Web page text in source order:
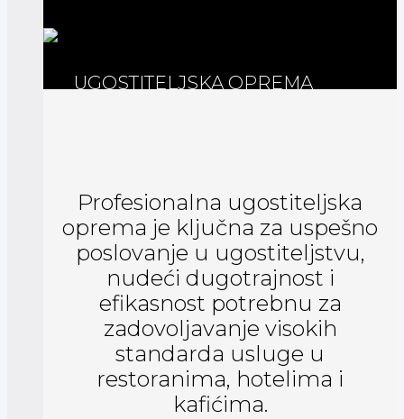
UGOSTITELJSKA OPREMA
Profesionalna ugostiteljska
oprema je ključna za uspešno
poslovanje u ugostiteljstvu,
nudeći dugotrajnost i
efikasnost potrebnu za
zadovoljavanje visokih
standarda usluge u
restoranima, hotelima i
kafićima.